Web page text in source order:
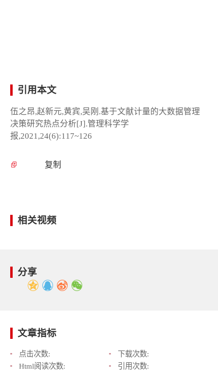
引用本文
伍之昂,赵新元,黄宾,吴刚.基于文献计量的大数据管理
决策研究热点分析[J].管理科学学
报,2021,24(6):117~126
复制
相关视频
分享
文章指标
点击次数:
下载次数:
Html阅读次数:
引用次数: